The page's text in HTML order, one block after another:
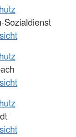
Sozialdienst